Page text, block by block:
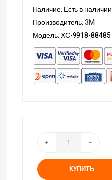
Наличие: Есть в наличии
Производитель:3M
Модель: ХС-9918-88485
КУПИТЬ